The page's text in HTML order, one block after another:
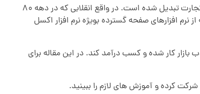
بخاطر قدرت و انعطاف پذیری فوق العاده این نرم افزار، اکسل نزدیک به چهار دهه است که به یکی از پر استفاده ترین نرم افزارها در دنیای تجارت تبدیل شده است. در واقع انقلابی که در دهه ۸۰
نرم افزارهای صفحه گسترده بویژه نرم افزار اکسل
بازار کار شده و کسب درآمد کند. در این مقاله برای
کرده و آموزش های لازم را ببینید.